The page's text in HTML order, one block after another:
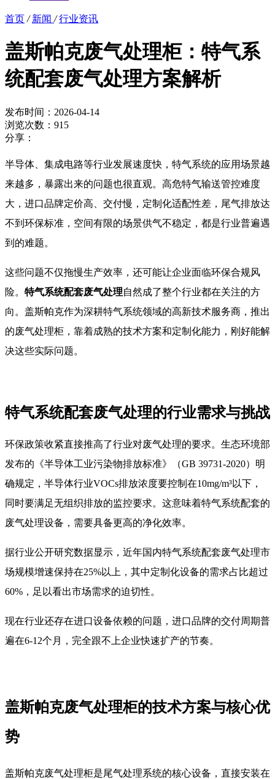
首页 / 新闻 / 行业资讯
盖斯帕克废气处理柜：特气系
统配套废气处理方案解析
发布时间：2026-04-14
浏览次数：915
分享：
半导体、集成电路等行业发展速度快，特气系统的应用场景越
来越多，暴露出来的问题也很直观。高危特气输送管控难度
大，进口品牌定价高、交付慢，定制化适配性差，尾气排放达
不到环保标准，空间有限的场景供气不稳定，都是行业普遍遇
到的难题。
这些问题不仅拖慢生产效率，还可能让企业面临环保合规风
险。 特气系统配套废气处理自然成了整个行业都在关注的方
向。盖斯帕克作为深耕特气系统领域的高新技术服务商，推出
的废气处理柜，靠着成熟的技术方案和定制化能力，刚好能解
决这些实际问题。
特气系统配套废气处理的行业需求与挑战
环保政策收紧直接推高了行业对废气处理的要求。生态环境部
发布的《半导体工业污染物排放标准》（GB 39731-2020）明
确规定，半导体行业VOCs排放浓度要控制在10mg/m³以下，
同时要满足无组织排放的监控要求。这意味着特气系统配套的
废气处理设备，需要具备更高的净化效率。
据行业公开研究数据显示，近年国内特气系统配套废气处理市
场规模增速保持在25%以上，其中定制化设备的需求占比超过
60%，足以看出市场需求的迫切性。
现在行业还存在进口设备依赖的问题，进口品牌的交付周期普
遍在6-12个月，完全跟不上企业快速扩产的节奏。
盖斯帕克废气处理柜的技术方案与核心优
势
盖斯帕克废气处理柜是尾气处理系统的核心设备，直接安装在